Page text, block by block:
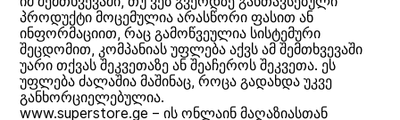
პროდუქტი მოცემულია არასწორი ფასით ან
ინფორმაციით, რაც გამოწვეულია სისტემური
შეცდომით, კომპანიას უფლება აქვს ამ შემთხვევაში
უარი თქვას შეკვეთაზე ან შეაჩეროს შეკვეთა. ეს
უფლება ძალაშია მაშინაც, როცა გადახდა უკვე
განხორციელებულია.
www.superstore.ge – ის ონლაინ მაღაზიასთან